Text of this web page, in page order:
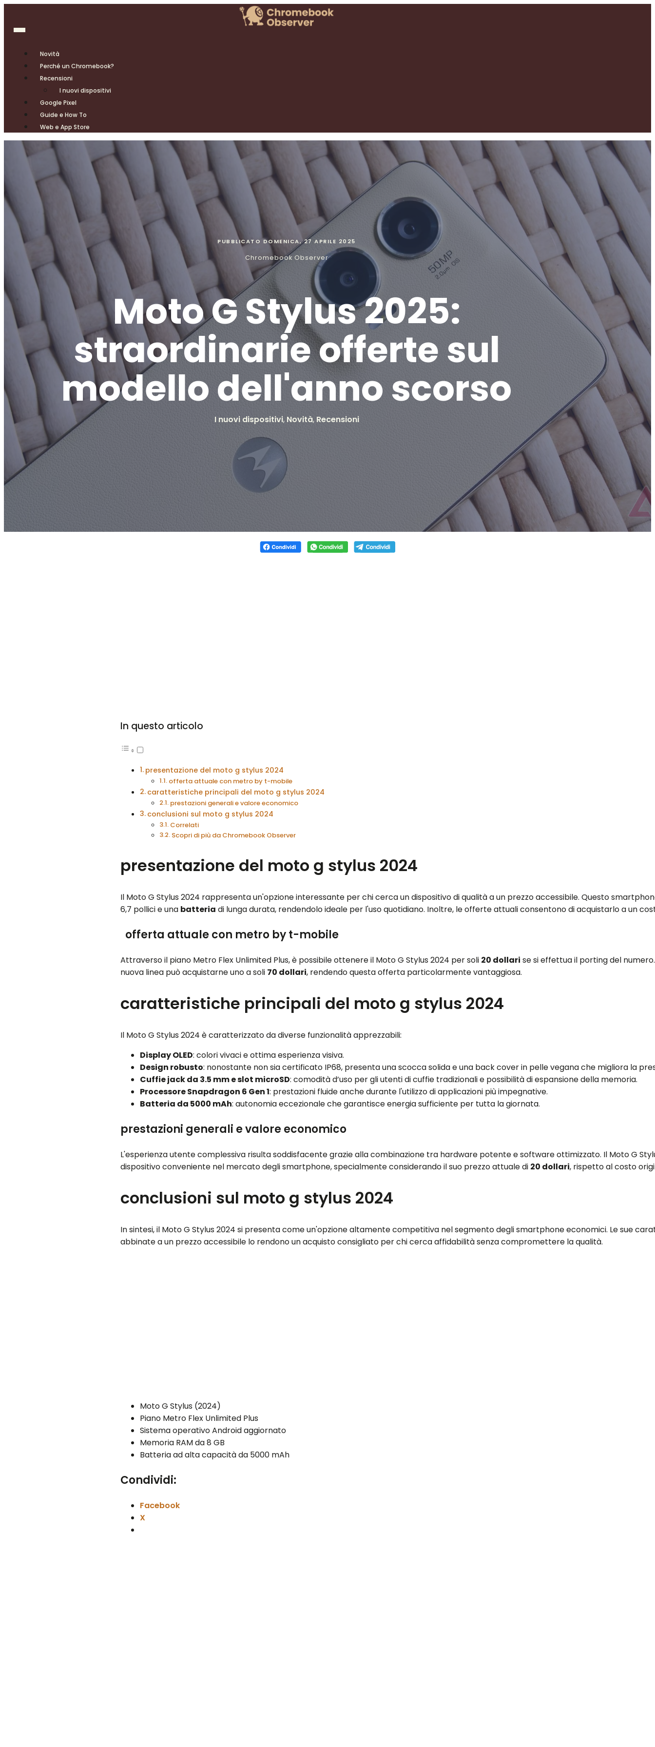
Novità
Perché un Chromebook?
Recensioni
I nuovi dispositivi
Google Pixel
Guide e How To
Web e App Store
PUBBLICATO DOMENICA, 27 APRILE 2025
Chromebook Observer
Moto G Stylus 2025:
straordinarie offerte sul
modello dell'anno scorso
I nuovi dispositivi, Novità, Recensioni
In questo articolo
presentazione del moto g stylus 2024
offerta attuale con metro by t-mobile
caratteristiche principali del moto g stylus 2024
prestazioni generali e valore economico
conclusioni sul moto g stylus 2024
Correlati
Scopri di più da Chromebook Observer
presentazione del moto g stylus 2024
Il Moto G Stylus 2024 rappresenta un'opzione interessante per chi cerca un dispositivo di qualità a un prezzo accessibile. Questo
6,7 pollici e una batteria di lunga durata, rendendolo ideale per l'uso quotidiano. Inoltre, le offerte attuali consentono di acquistarlo a un
offerta attuale con metro by t-mobile
Attraverso il piano Metro Flex Unlimited Plus, è possibile ottenere il Moto G Stylus 2024 per soli 20 dollari se si effettua il porting del
nuova linea può acquistarne uno a soli 70 dollari, rendendo questa offerta particolarmente vantaggiosa.
caratteristiche principali del moto g stylus 2024
Il Moto G Stylus 2024 è caratterizzato da diverse funzionalità apprezzabili:
Display OLED: colori vivaci e ottima esperienza visiva.
Design robusto: nonostante non sia certificato IP68, presenta una scocca solida e una back cover in pelle vegana che migliora la
Cuffie jack da 3.5 mm e slot microSD: comodità d’uso per gli utenti di cuffie tradizionali e possibilità di espansione della memoria.
Processore Snapdragon 6 Gen 1: prestazioni fluide anche durante l'utilizzo di applicazioni più impegnative.
Batteria da 5000 mAh: autonomia eccezionale che garantisce energia sufficiente per tutta la giornata.
prestazioni generali e valore economico
L'esperienza utente complessiva risulta soddisfacente grazie alla combinazione tra hardware potente e software ottimizzato. Il Moto G
dispositivo conveniente nel mercato degli smartphone, specialmente considerando il suo prezzo attuale di 20 dollari, rispetto al costo
conclusioni sul moto g stylus 2024
In sintesi, il Moto G Stylus 2024 si presenta come un'opzione altamente competitiva nel segmento degli smartphone economici. Le sue
abbinate a un prezzo accessibile lo rendono un acquisto consigliato per chi cerca affidabilità senza compromettere la qualità.
Moto G Stylus (2024)
Piano Metro Flex Unlimited Plus
Sistema operativo Android aggiornato
Memoria RAM da 8 GB
Batteria ad alta capacità da 5000 mAh
Condividi:
Facebook
X